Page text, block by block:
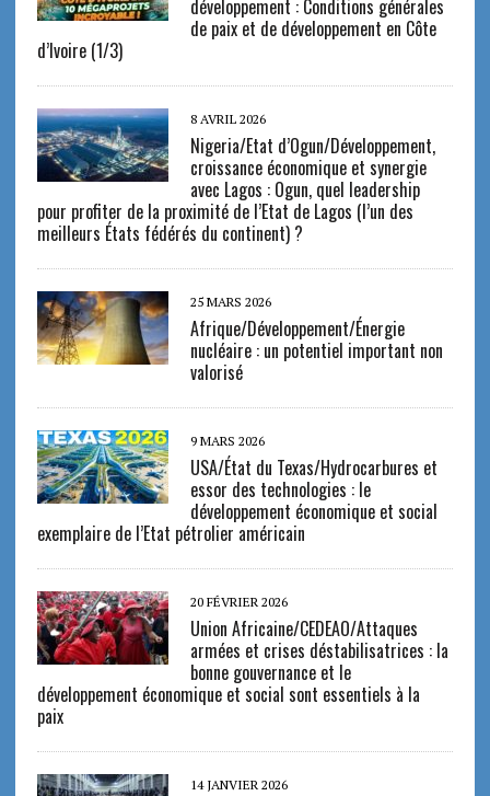
développement : Conditions générales
de paix et de développement en Côte
d’Ivoire (1/3)
8 AVRIL 2026
Nigeria/Etat d’Ogun/Développement,
croissance économique et synergie
avec Lagos : Ogun, quel leadership
pour profiter de la proximité de l’Etat de Lagos (l’un des
meilleurs États fédérés du continent) ?
25 MARS 2026
Afrique/Développement/Énergie
nucléaire : un potentiel important non
valorisé
9 MARS 2026
USA/État du Texas/Hydrocarbures et
essor des technologies : le
développement économique et social
exemplaire de l’Etat pétrolier américain
20 FÉVRIER 2026
Union Africaine/CEDEAO/Attaques
armées et crises déstabilisatrices : la
bonne gouvernance et le
développement économique et social sont essentiels à la
paix
14 JANVIER 2026